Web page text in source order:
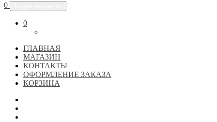
0
0
ГЛАВНАЯ
МАГАЗИН
КОНТАКТЫ
ОФОРМЛЕНИЕ ЗАКАЗА
КОРЗИНА